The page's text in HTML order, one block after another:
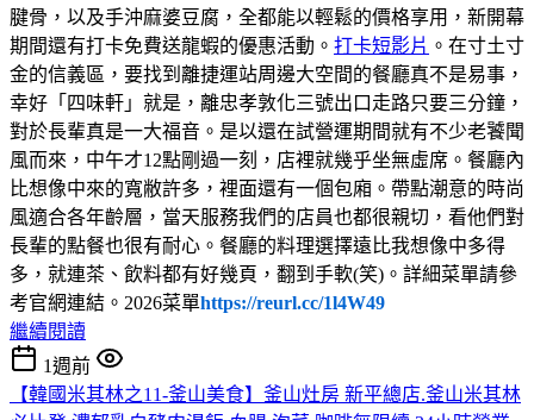
腱骨，以及手沖麻婆豆腐，全都能以輕鬆的價格享用，新開幕
期間還有打卡免費送龍蝦的優惠活動。 打卡短影片 。在寸土寸
金的信義區，要找到離捷運站周邊大空間的餐廳真不是易事，
幸好「四味軒」就是，離忠孝敦化三號出口走路只要三分鐘，
對於長輩真是一大福音。是以還在試營運期間就有不少老饕聞
風而來，中午才12點剛過一刻，店裡就幾乎坐無虛席。餐廳內
比想像中來的寬敝許多，裡面還有一個包廂。帶點潮意的時尚
風適合各年齡層，當天服務我們的店員也都很親切，看他們對
長輩的點餐也很有耐心。餐廳的料理選擇遠比我想像中多得
多，就連茶、飲料都有好幾頁，翻到手軟(笑)。詳細菜單請參
考官網連結。2026菜單https://reurl.cc/1l4W49
繼續閱讀
1週前
【韓國米其林之11-釜山美食】釜山灶房 新平總店.釜山米其林